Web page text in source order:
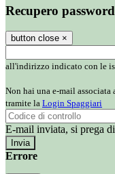
Recupero password
button close ×
all'indirizzo indicato con le
Non hai una e-mail
tramite la Login Spaggiari
E-mail inviata, si prega
Errore